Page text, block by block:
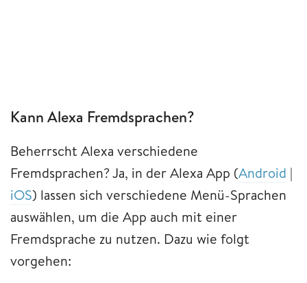
Kann Alexa Fremdsprachen?
Beherrscht Alexa verschiedene
Fremdsprachen? Ja, in der Alexa App (Android |
iOS) lassen sich verschiedene Menü-Sprachen
auswählen, um die App auch mit einer
Fremdsprache zu nutzen. Dazu wie folgt
vorgehen: